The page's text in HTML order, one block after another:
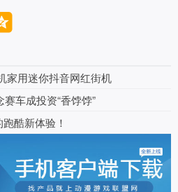
家用迷你抖音网红街机
车成投资“香饽饽”
酷新体验！